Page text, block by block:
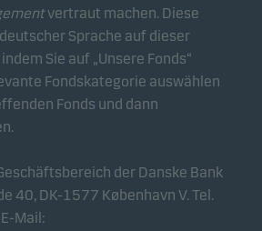
vertraut machen. Diese
Sprache auf dieser
Sie auf „Unsere Fonds“
Fondskategorie auswählen
Fonds und dann
der Danske Bank
40, DK-1577 København V. Tel.
E-Mail: